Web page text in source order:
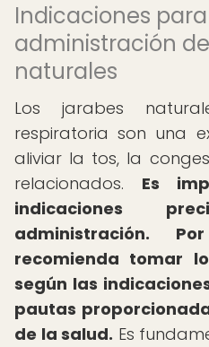
Indicaciones
administración
naturales
Los jarabes
respiratoria son una
aliviar la tos, la
relacionados. Es
indicaciones
administración.
recomienda tomar
según las
pautas
de la salud. Es